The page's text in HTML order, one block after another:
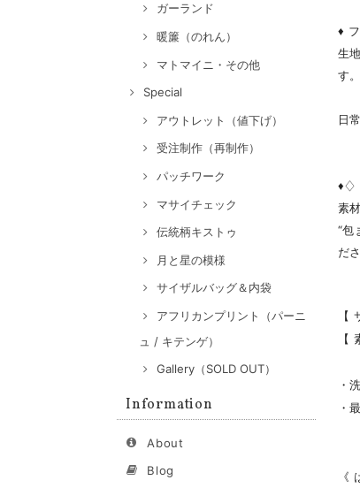
ガーランド
暖簾（のれん）
マトマイニ・その他
Special
アウトレット（値下げ）
受注制作（再制作）
パッチワーク
マサイチェック
伝統柄キストゥ
月と星の模様
サイザルバッグ＆内袋
アフリカンプリント（パーニ
ュ / キテンゲ）
Gallery（SOLD OUT）
Information
About
Blog
♦
生
す
日
♦♢
素
“包
だ
【
【
・
・
《